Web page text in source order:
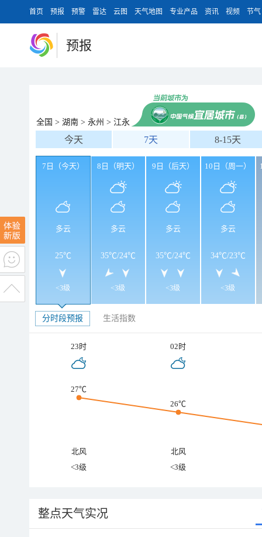
首页 预报 预警 雷达 云图 天气地图 专业产品 资讯 视频 节气
预报
全国 > 湖南 > 永州 > 江永
今天 7天 8-15天
7日（今天）
多云
25℃
<3级
8日（明天）
多云
35℃/24℃
<3级
9日（后天）
多云
35℃/24℃
<3级
10日（周一）
多云
34℃/23℃
<3级
分时段预报 生活指数
23时 02时
27℃
26℃
北风
北风
<3级
<3级
整点天气实况